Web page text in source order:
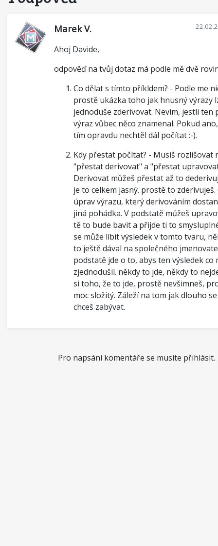
Marek V.
Ahoj Davide,
odpověď na tvůj dotaz má podle mě dvě
Co dělat s tímto příkldem? - Podle me
prostě ukázka toho jak hnusný výrazy
jednoduše zderivovat. Nevím, jestli ten
výraz vůbec něco znamenal. Pokud
tím opravdu nechtěl dál počítat :-).
Kdy přestat počítat? - Musíš rozlišovat
"přestat derivovat" a "přestat
Derivovat můžeš přestat až to
je to celkem jasný. prostě to zderivuješ.
úprav výrazu, který derivováním
jiná pohádka. V podstatě můžeš
tě to bude bavit a přijde ti to
se může líbit výsledek v tomto tvaru,
to ještě dával na společného
podstatě jde o to, abys ten výsledek co
zjednodušil. někdy to jde, někdy to
si toho, že to jde, prostě nevšimneš,
moc složitý. Záleží na tom jak dlouho
chceš zabývat.
Pro napsání komentáře se musíte přihlásit.